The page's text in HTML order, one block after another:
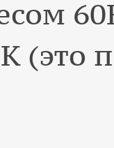
(это